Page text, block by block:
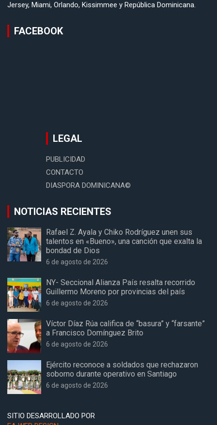
Jersey, Miami, Orlando, Kissimmee y República Dominicana.
FACEBOOK
LEGAL
PUBLICIDAD
CONTACTO
DIASPORA DOMINICANA©
NOTICIAS RECIENTES
Rafael Z. Ayala y Chiko Rodríguez unen sus
talentos en «Bueno», una canción que exalta la
bondad de Dios
6 de agosto de 2026
NY- Seccional Alianza País resalta recorrido
Guillermo Moreno por provincias del país
6 de agosto de 2026
Víctor Díaz Rúa califica de “basura” y “farsante”
a Francisco Domínguez Brito
6 de agosto de 2026
Ejército reconoce a soldados que rechazaron
soborno durante operativo en Santiago
6 de agosto de 2026
SITIO DESARROLLADO POR